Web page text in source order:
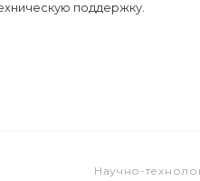
поддержку.
Научно-